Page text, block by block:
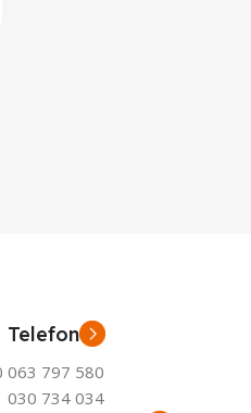
Telefon
063 797 580
030 734 034